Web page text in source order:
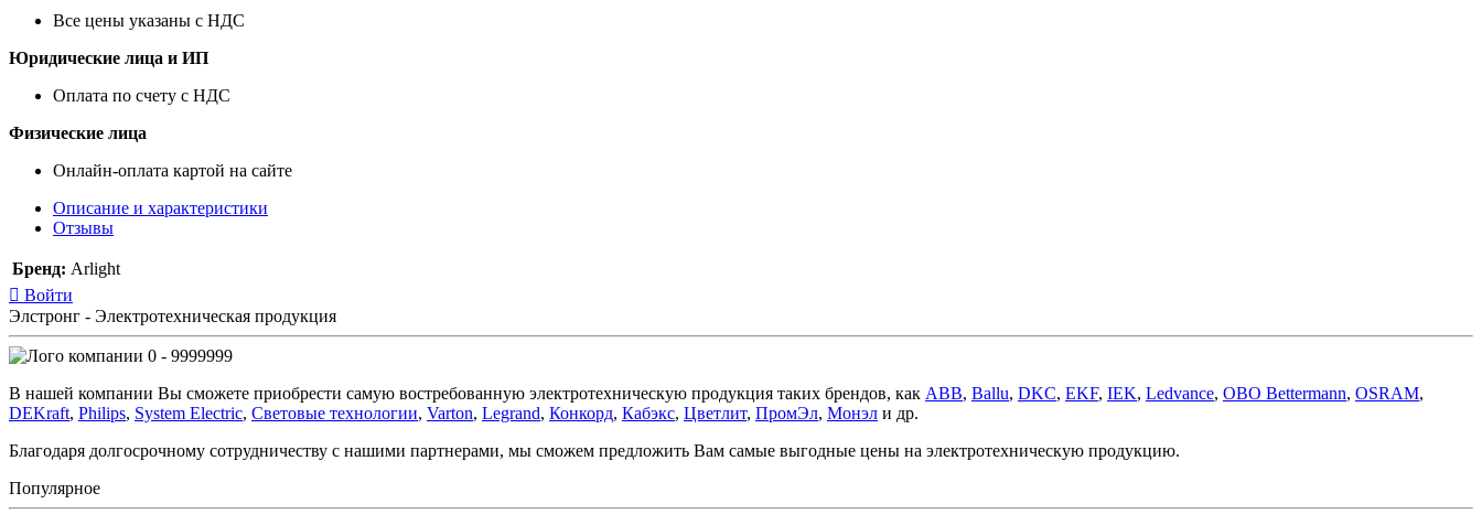
Все цены указаны с НДС
Юридические лица и ИП
Оплата по счету с НДС
Физические лица
Онлайн-оплата картой на сайте
Описание и характеристики
Отзывы
Бренд: Arlight
Войти
Элстронг - Электротехническая продукция
0 - 9999999
В нашей компании Вы сможете приобрести самую востребованную электротехническую продукция таких брендов, как ABB, Ballu, DKC, EKF, IEK, Ledvance, OBO Bettermann, OSRAM,
DEKraft, Philips, System Electric, Световые технологии, Varton, Legrand, Конкорд, Кабэкс, Цветлит, ПромЭл, Монэл и др.
Благодаря долгосрочному сотрудничеству с нашими партнерами, мы сможем предложить Вам самые выгодные цены на электротехническую продукцию.
Популярное